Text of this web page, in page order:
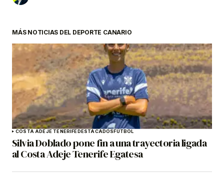
MÁS NOTICIAS DEL DEPORTE CANARIO
COSTA ADEJE TENERIFEDESTACADOSFÚTBOL
Silvia Doblado pone fin a una trayectoria ligada
al Costa Adeje Tenerife Egatesa